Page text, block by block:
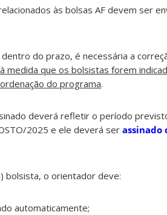
às bolsas AF devem ser
do prazo, é necessária a
à medida que os bolsistas forem
do programa.
deverá refletir o período
2025 e ele deverá ser
bolsista, o orientador deve:
automaticamente;